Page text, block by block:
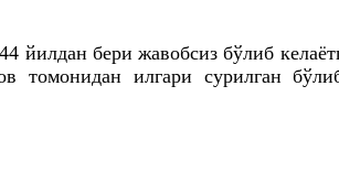
йилдан бери жавобсиз бўлиб
илгари сурилган